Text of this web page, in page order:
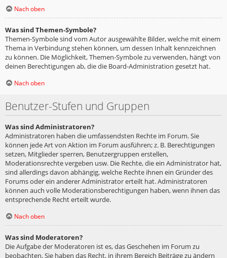
Nach oben
Was sind Themen-Symbole?
Themen-Symbole sind vom Autor ausgewählte Bilder, welche mit einem
Thema in Verbindung stehen können, um dessen Inhalt kennzeichnen
zu können. Die Möglichkeit, Themen-Symbole zu verwenden, hängt von
deinen Berechtigungen ab, die die Board-Administration gesetzt hat.
Nach oben
Benutzer-Stufen und Gruppen
Was sind Administratoren?
Administratoren haben die umfassendsten Rechte im Forum. Sie
können jede Art von Aktion im Forum ausführen; z. B. Berechtigungen
setzen, Mitglieder sperren, Benutzergruppen erstellen,
Moderationsrechte vergeben usw. Die Rechte, die ein Administrator hat,
sind allerdings davon abhängig, welche Rechte ihnen ein Gründer des
Forums oder ein anderer Administrator erteilt hat. Administratoren
können auch volle Moderationsberechtigungen haben, wenn ihnen das
entsprechende Recht erteilt wurde.
Nach oben
Was sind Moderatoren?
Die Aufgabe der Moderatoren ist es, das Geschehen im Forum zu
beobachten. Sie haben das Recht, in ihrem Bereich Beiträge zu ändern